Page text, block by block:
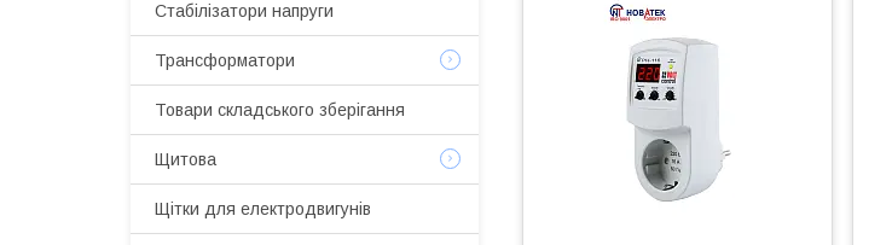
Стабілізатори напруги
Трансформатори
Товари складського зберігання
Щитова
Щітки для електродвигунів